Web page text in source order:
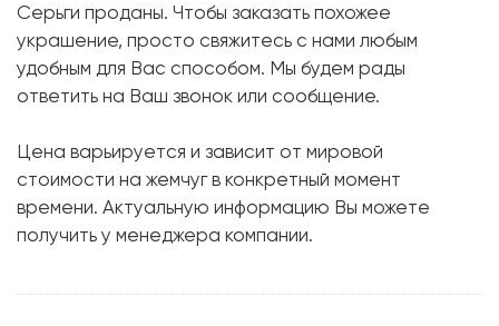
Форма:
Бриллиант:
2 шт. 0.21 карат.
Форма огранки:
Металл:
Белое золото, 750 проба
Вес грамм:
Серьги проданы. Чтобы заказать похожее
украшение, просто свяжитесь с нами любым
удобным для Вас способом. Мы будем рады
ответить на Ваш звонок или сообщение.
Цена варьируется и зависит от мировой
стоимости на жемчуг в конкретный момент
времени. Актуальную информацию Вы можете
получить у менеджера компании.